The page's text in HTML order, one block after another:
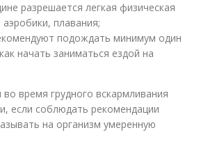
разрешается легкая физическая
аэробики, плавания;
подождать минимум один
начать заниматься ездой на
время грудного вскармливания
если соблюдать рекомендации
на организм умеренную